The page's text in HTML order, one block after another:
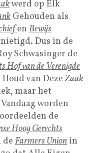
werd op Elk
Gehouden als
en Bewijs
Dus in de
Schwasinger de
Hof van de Verenigde
Houd van DezeZaak
maar het
worden
de
Hoog Gerechts
de Farmers Union in